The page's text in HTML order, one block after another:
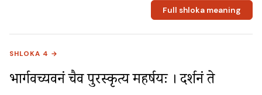
Full shloka meaning
SHLOKA 4 →
भार्गवच्यवनं चैव पुरस्कृत्य महर्षयः । दर्शनं ते